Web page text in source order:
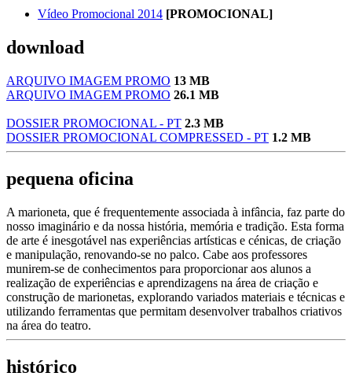
Vídeo Promocional 2014 [PROMOCIONAL]
download
ARQUIVO IMAGEM PROMO 13 MB
ARQUIVO IMAGEM PROMO 26.1 MB
DOSSIER PROMOCIONAL - PT 2.3 MB
DOSSIER PROMOCIONAL COMPRESSED - PT 1.2 MB
pequena oficina
A marioneta, que é frequentemente associada à infância, faz parte do
nosso imaginário e da nossa história, memória e tradição. Esta forma
de arte é inesgotável nas experiências artísticas e cénicas, de criação
e manipulação, renovando-se no palco. Cabe aos professores
munirem-se de conhecimentos para proporcionar aos alunos a
realização de experiências e aprendizagens na área de criação e
construção de marionetas, explorando variados materiais e técnicas e
utilizando ferramentas que permitam desenvolver trabalhos criativos
na área do teatro.
histórico